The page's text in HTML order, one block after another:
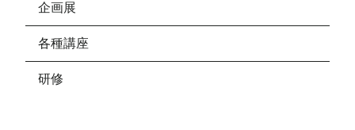
企画展
各種講座
研修